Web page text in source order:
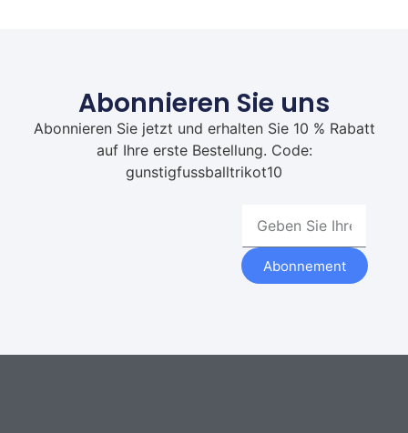
Abonnieren Sie uns
Abonnieren Sie jetzt und erhalten Sie 10 % Rabatt
auf Ihre erste Bestellung. Code:
gunstigfussballtrikot10
Abonnement